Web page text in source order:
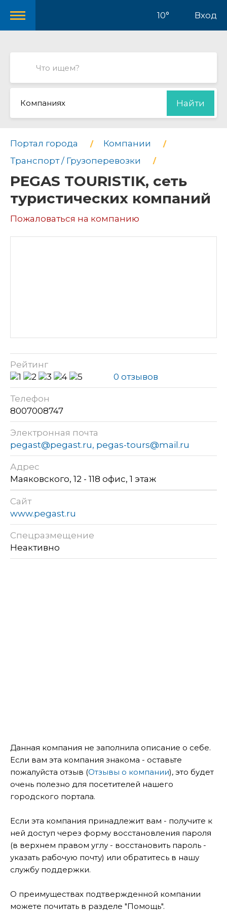
10° Вход
Компаниях Найти
Портал города
Компании
Транспорт / Грузоперевозки
PEGAS TOURISTIK, сеть
туристических компаний
Пожаловаться на компанию
Рейтинг
0 отзывов
Телефон
8007008747
Электронная почта
pegast@pegast.ru, pegas-tours@mail.ru
Адрес
Маяковского, 12 - 118 офис, 1 этаж
Сайт
www.pegast.ru
Спецразмещение
Неактивно
Данная компания не заполнила описание о себе.
Если вам эта компания знакома - оставьте
пожалуйста отзыв (Отзывы о компании), это будет
очень полезно для посетителей нашего
городского портала.
Если эта компания принадлежит вам - получите к
ней доступ через форму восстановления пароля
(в верхнем правом углу - восстановить пароль -
указать рабочую почту) или обратитесь в нашу
службу поддержки.
О преимуществах подтвержденной компании
можете почитать в разделе "Помощь".